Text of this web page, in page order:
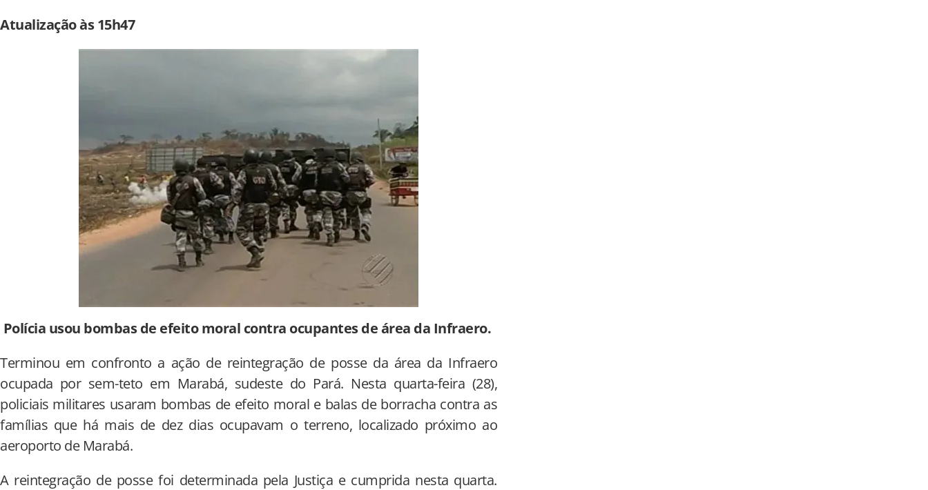
Atualização às15h47
Polícia usou bombas de efeito moral contra ocupantes de área da Infraero.
Terminou em confronto a ação de reintegração de posse da área da Infraero
ocupada por sem-teto em Marabá, sudeste do Pará. Nesta quarta-feira (28),
policiais militares usaram bombas de efeito moral e balas de borracha contra as
famílias que há mais de dez dias ocupavam o terreno, localizado próximo ao
aeroporto de Marabá.
A reintegração de posse foi determinada pela Justiça e cumprida nesta quarta.